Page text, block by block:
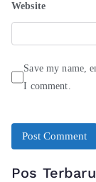
Website
Save my name,
I comment.
Pos Terbaru